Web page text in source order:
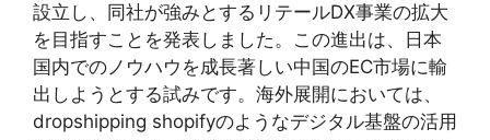
設立し、同社が強みとするリテールDX事業の拡大
を目指すことを発表しました。この進出は、日本
国内でのノウハウを成長著しい中国のEC市場に輸
出しようとする試みです。海外展開においては、
dropshipping shopifyのようなデジタル基盤の活用